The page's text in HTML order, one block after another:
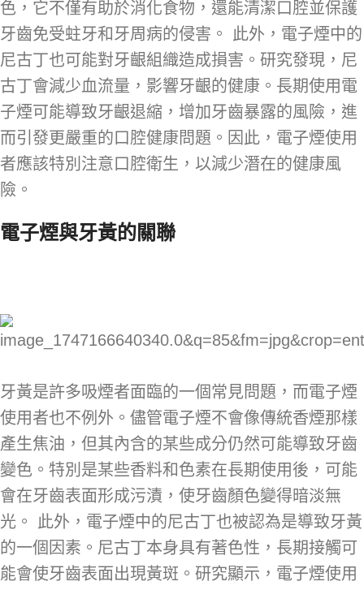
色，它不僅有助於消化食物，還能清潔口腔並保護
牙齒免受蛀牙和牙周病的侵害。 此外，電子煙中的
尼古丁也可能對牙齦組織造成損害。研究發現，尼
古丁會減少血流量，影響牙齦的健康。長期使用電
子煙可能導致牙齦退縮，增加牙齒暴露的風險，進
而引發更嚴重的口腔健康問題。因此，電子煙使用
者應該特別注意口腔衛生，以減少潛在的健康風
險。
電子煙與牙黃的關聯
牙黃是許多吸煙者面臨的一個常見問題，而電子煙
使用者也不例外。儘管電子煙不會像傳統香煙那樣
產生焦油，但其內含的某些成分仍然可能導致牙齒
變色。特別是某些香料和色素在長期使用後，可能
會在牙齒表面形成污漬，使牙齒顏色變得暗淡無
光。 此外，電子煙中的尼古丁也被認為是導致牙黃
的一個因素。尼古丁本身具有著色性，長期接觸可
能會使牙齒表面出現黃斑。研究顯示，電子煙使用